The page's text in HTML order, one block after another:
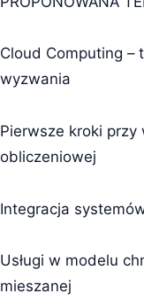
Cloud Computing –
wyzwania
Pierwsze kroki przy
obliczeniowej
Integracja
Usługi w modelu
mieszanej